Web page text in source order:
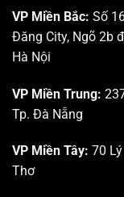
VP Miền Bắc: Số
Đăng City, Ngõ 2b
Hà Nội
VP Miền Trung:
Tp. Đà Nẵng
VP Miền Tây: 70
Thơ